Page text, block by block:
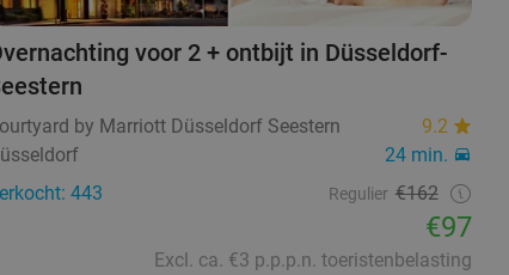
voor 2 + ontbijt in Düsseldorf-
by Marriott Düsseldorf Seestern
9.2
24 min.
443
Regulier €162
€97
Excl. ca. €3 p.p.p.n. toeristenbelasting